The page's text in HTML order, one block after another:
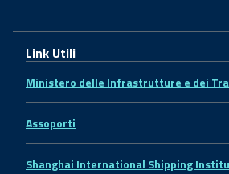
Link Utili
Ministero delle Infrastrutture e dei
Assoporti
Shanghai International Shipping